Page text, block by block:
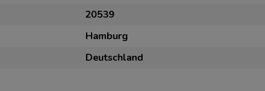
20539
Hamburg
Deutschland